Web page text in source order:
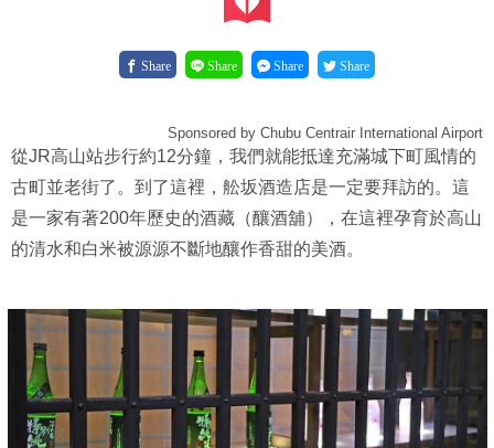
Share Share Share Share
Sponsored by Chubu Centrair International Airport
從JR高山站步行約12分鐘，我們就能抵達充滿城下町風情的
古町並老街了。到了這裡，舩坂酒造店是一定要拜訪的。這
是一家有著200年歷史的酒藏（釀酒舖），在這裡孕育於高山
的清水和白米被源源不斷地釀作香甜的美酒。